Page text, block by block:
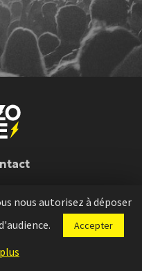
Team, avec l'aide deBloop
Mentions légales
nous autorisez à déposer
Accepter